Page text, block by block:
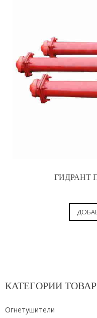
ГИДРАНТ
КАТЕГОРИИ
Огнетушители